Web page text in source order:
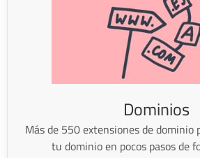
Dominios
Más de 550 extensiones de dominio
tu dominio en pocos pasos de